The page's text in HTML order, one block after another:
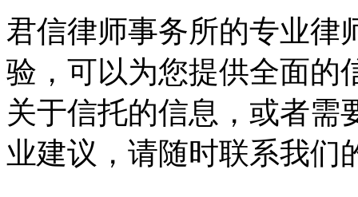
君信律师事务所的专业律
验，可以为您提供全面的
关于信托的信息，或者需
业建议，请随时联系我们